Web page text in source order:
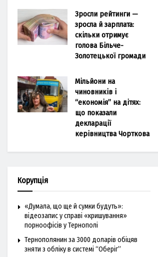
Зросли рейтинги —
зросла й зарплата:
скільки отримує
голова Більче-
Золотецької громади
Мільйони на
чиновників і
“економія” на дітях:
що показали
декларації
керівництва Чорткова
Корупція
«Думала, що ще й сумки будуть»:
відеозапис у справі «кришування»
порноофісів у Тернополі
Тернополянин за 3000 доларів обіцяв
зняти з обліку в системі “Оберіг”